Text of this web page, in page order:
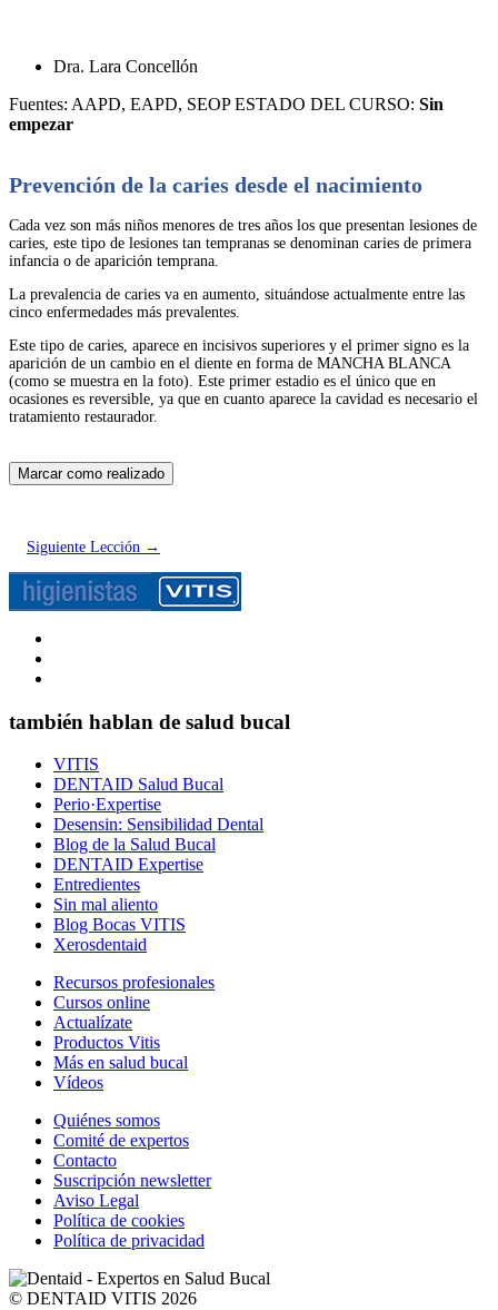
Dra. Lara Concellón
Fuentes: AAPD, EAPD, SEOPESTADO DEL CURSO: Sin
empezar
Prevención de la caries desde el nacimiento
Cada vez son más niños menores de tres años los que presentan lesiones de
caries, este tipo de lesiones tan tempranas se denominan caries de primera
infancia o de aparición temprana.
La prevalencia de caries va en aumento, situándose actualmente entre las
cinco enfermedades más prevalentes.
Este tipo de caries, aparece en incisivos superiores y el primer signo es la
aparición de un cambio en el diente en forma de MANCHA BLANCA
(como se muestra en la foto). Este primer estadio es el único que en
ocasiones es reversible, ya que en cuanto aparece la cavidad es necesario el
tratamiento restaurador.
Siguiente Lección →
también hablan de salud bucal
VITIS
DENTAID Salud Bucal
Perio·Expertise
Desensin: Sensibilidad Dental
Blog de la Salud Bucal
DENTAID Expertise
Entredientes
Sin mal aliento
Blog Bocas VITIS
Xerosdentaid
Recursos profesionales
Cursos online
Actualízate
Productos Vitis
Más en salud bucal
Vídeos
Quiénes somos
Comité de expertos
Contacto
Suscripción newsletter
Aviso Legal
Política de cookies
Política de privacidad
© DENTAID VITIS 2026